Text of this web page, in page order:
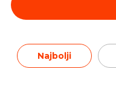
Najbolji